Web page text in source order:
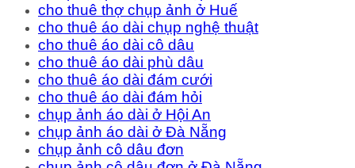
cho thuê thợ chụp ảnh ở Huế
cho thuê áo dài chụp nghệ thuật
cho thuê áo dài cô dâu
cho thuê áo dài phù dâu
cho thuê áo dài đám cưới
cho thuê áo dài đám hỏi
chụp ảnh áo dài ở Hội An
chụp ảnh áo dài ở Đà Nẵng
chụp ảnh cô dâu đơn